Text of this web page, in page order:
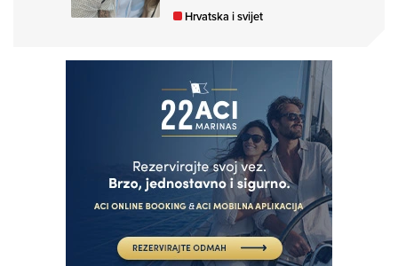
Hrvatska i svijet